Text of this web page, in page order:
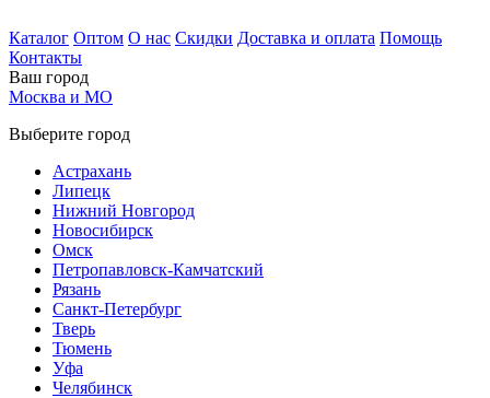
Каталог Оптом О нас Скидки Доставка и оплата Помощь
Контакты
Ваш город
Москва и МО
Выберите город
Астрахань
Липецк
Нижний Новгород
Новосибирск
Омск
Петропавловск-Камчатский
Рязань
Санкт-Петербург
Тверь
Тюмень
Уфа
Челябинск